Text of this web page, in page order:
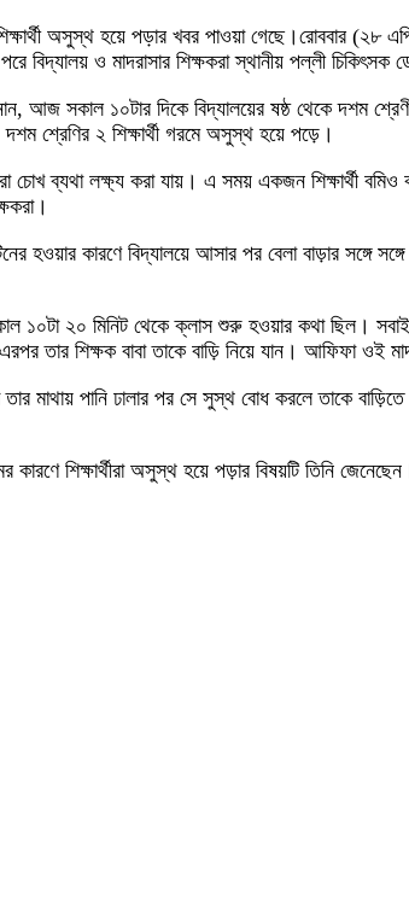
অসুস্থ হয়ে পড়ার খবর পাওয়া গেছে।রোববার
ও মাদরাসার শিক্ষকরা স্থানীয় পল্লী চিকিৎসক
আজ সকাল ১০টার দিকে বিদ্যালয়ের ষষ্ঠ থেকে দশম
শ্রেণির ২ শিক্ষার্থী গরমে অসুস্থ হয়ে পড়ে।
চোখ ব্যথা লক্ষ্য করা যায়। এ সময় একজন শিক্ষার্থী
হওয়ার কারণে বিদ্যালয়ে আসার পর বেলা বাড়ার সঙ্গে
১০টা ২০ মিনিট থেকে ক্লাস শুরু হওয়ার কথা ছিল।
তার শিক্ষক বাবা তাকে বাড়ি নিয়ে যান। আফিফা ওই
মাথায় পানি ঢালার পর সে সুস্থ বোধ করলে তাকে
কারণে শিক্ষার্থীরা অসুস্থ হয়ে পড়ার বিষয়টি তিনি